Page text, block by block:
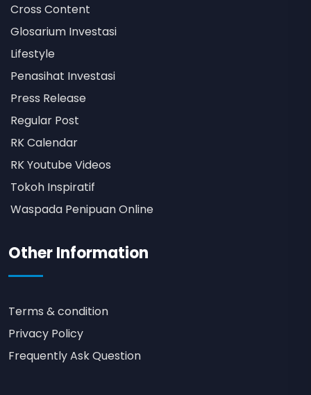
Cross Content
Glosarium Investasi
Lifestyle
Penasihat Investasi
Press Release
Regular Post
RK Calendar
RK Youtube Videos
Tokoh Inspiratif
Waspada Penipuan Online
Other Information
Terms & condition
Privacy Policy
Frequently Ask Question